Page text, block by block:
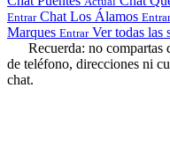
Entrar Chat Los Álamos Entrar
Marques Entrar Ver todas las
Recuerda: no compartas
de teléfono, direcciones ni
chat.